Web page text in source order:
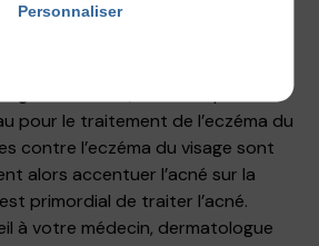
du visage)
pour le traitement de l’eczéma du
contre l’eczéma du visage sont
alors accentuer l’acné sur la
primordial de traiter l’acné.
à votre médecin, dermatologue
Personnaliser